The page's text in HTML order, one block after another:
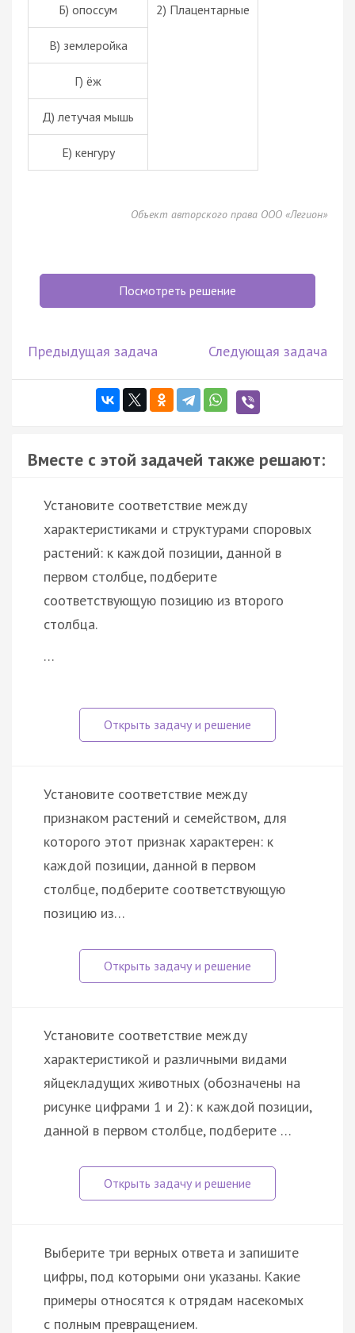
Б) опоссум 2) Плацентарные
В) землеройка
Г) ёж
Д) летучая мышь
Е) кенгуру
Объект авторского права ООО «Легион»
Посмотреть решение
Предыдущая задача Следующая задача
Вместе с этой задачей также решают:
Установите соответствие между
характеристиками и структурами споровых
растений: к каждой позиции, данной в
первом столбце, подберите
соответствующую позицию из второго
столбца.
…
Установите соответствие между
признаком растений и семейством, для
которого этот признак характерен: к
каждой позиции, данной в первом
столбце, подберите соответствующую
позицию из…
Установите соответствие между
характеристикой и различными видами
яйцекладущих животных (обозначены на
рисунке цифрами 1 и 2): к каждой позиции,
данной в первом столбце, подберите …
Выберите три верных ответа и запишите
цифры, под которыми они указаны. Какие
примеры относятся к отрядам насекомых
с полным превращением.